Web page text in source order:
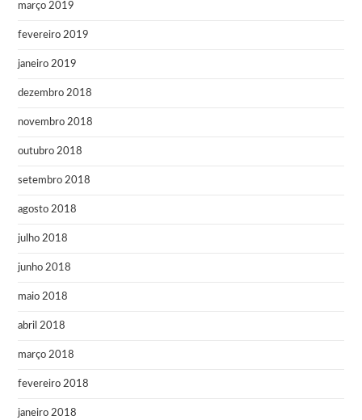
março 2019
fevereiro 2019
janeiro 2019
dezembro 2018
novembro 2018
outubro 2018
setembro 2018
agosto 2018
julho 2018
junho 2018
maio 2018
abril 2018
março 2018
fevereiro 2018
janeiro 2018